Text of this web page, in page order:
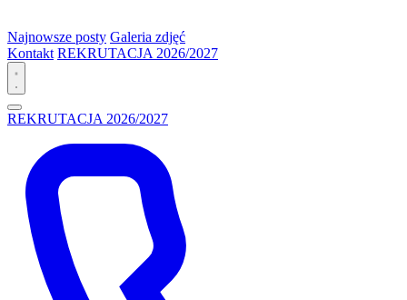
Najnowsze posty Galeria zdjęć
Kontakt REKRUTACJA 2026/2027
REKRUTACJA 2026/2027